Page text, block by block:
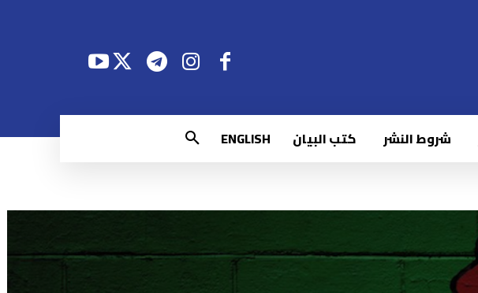
شروط النشر كتب البيان ENGLISH